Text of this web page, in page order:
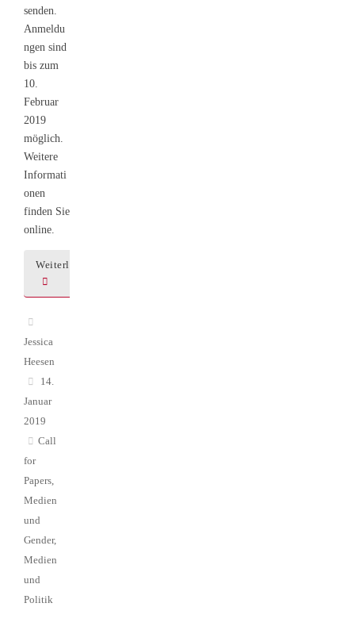
senden.
Anmeldu
ngen sind
bis zum
10.
Februar
2019
möglich.
Weitere
Informati
onen
finden Sie
online.
Weiterlesen
Jessica
Heesen
14.
Januar
2019
Call
for
Papers
Medien
und
Gender,
Medien
und
Politik